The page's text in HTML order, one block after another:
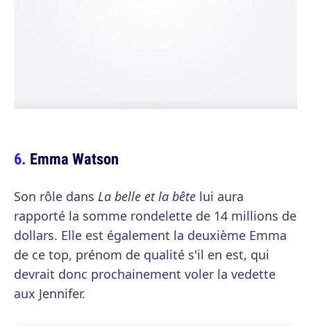
Emma Watson
Son rôle dans La belle et la bête lui aura
rapporté la somme rondelette de 14 millions de
dollars. Elle est également la deuxième Emma
de ce top, prénom de qualité s'il en est, qui
devrait donc prochainement voler la vedette
aux Jennifer.